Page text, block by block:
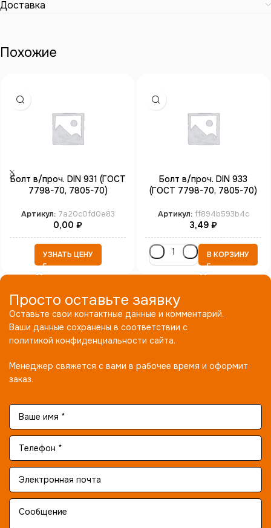
Доставка
Похожие
Болт в/проч. DIN 931 (ГОСТ
7798-70, 7805-70)
кл.пр. 12.9 б/п
Артикул: 7a20c0fd0e83
0,00 ₽
УЗНАТЬ ЦЕНУ
Болт в/проч. DIN 933
(ГОСТ 7798-70, 7805-70)
кл.пр.8.8 цинк
Артикул: ff894b593b4c
3,49 ₽
В КОРЗИНУ
Просто оставьте заявку
Оставьте свои контактные данные и комментарий.
Ваши данные сохранены в соответствии с
политикой конфиденциальности сайта.
Менеджер свяжется с вами в рабочее время и оформит
заказ.